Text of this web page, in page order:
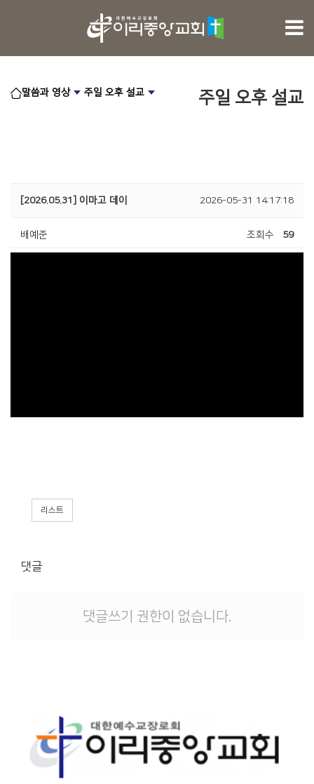
말씀과 영상 주일 오후 설교 주일 오후 설교
[2026.05.31] 이마고 데이 2026-05-31 14:17:18
배예준 조회수 59
리스트
댓글
댓글쓰기 권한이 없습니다.